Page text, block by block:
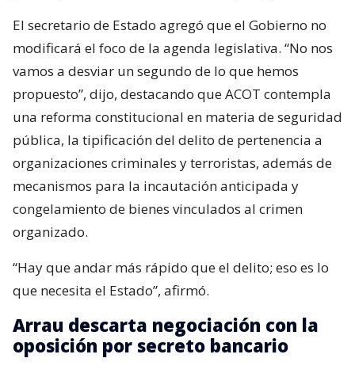
El secretario de Estado agregó que el Gobierno no
modificará el foco de la agenda legislativa. “No nos
vamos a desviar un segundo de lo que hemos
propuesto”, dijo, destacando que ACOT contempla
una reforma constitucional en materia de seguridad
pública, la tipificación del delito de pertenencia a
organizaciones criminales y terroristas, además de
mecanismos para la incautación anticipada y
congelamiento de bienes vinculados al crimen
organizado.
“Hay que andar más rápido que el delito; eso es lo
que necesita el Estado”, afirmó.
Arrau descarta negociación con la
oposición por secreto bancario